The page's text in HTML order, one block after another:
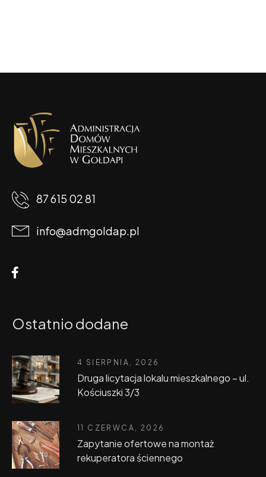
87 615 02 81
info@admgoldap.pl
Ostatnio dodane
4 SIERPNIA, 2026
Druga licytacja lokalu mieszkalnego – ul.
Kościuszki 3/3
11 CZERWCA, 2026
Zapytanie ofertowe na montaż
rekuperatora ściennego